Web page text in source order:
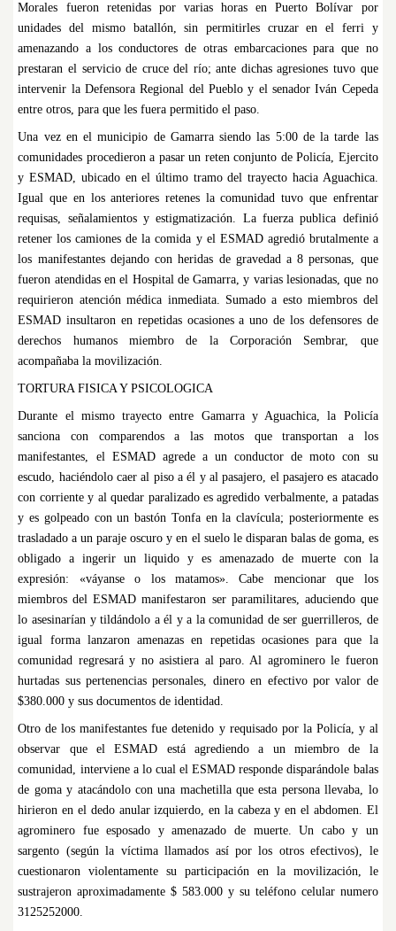
Morales fueron retenidas por varias horas en Puerto Bolívar por
unidades del mismo batallón, sin permitirles cruzar en el ferri y
amenazando a los conductores de otras embarcaciones para que no
prestaran el servicio de cruce del río; ante dichas agresiones tuvo que
intervenir la Defensora Regional del Pueblo y el senador Iván Cepeda
entre otros, para que les fuera permitido el paso.
Una vez en el municipio de Gamarra siendo las 5:00 de la tarde las
comunidades procedieron a pasar un reten conjunto de Policía, Ejercito
y ESMAD, ubicado en el último tramo del trayecto hacia Aguachica.
Igual que en los anteriores retenes la comunidad tuvo que enfrentar
requisas, señalamientos y estigmatización. La fuerza publica definió
retener los camiones de la comida y el ESMAD agredió brutalmente a
los manifestantes dejando con heridas de gravedad a 8 personas, que
fueron atendidas en el Hospital de Gamarra, y varias lesionadas, que no
requirieron atención médica inmediata. Sumado a esto miembros del
ESMAD insultaron en repetidas ocasiones a uno de los defensores de
derechos humanos miembro de la Corporación Sembrar, que
acompañaba la movilización.
TORTURA FISICA Y PSICOLOGICA
Durante el mismo trayecto entre Gamarra y Aguachica, la Policía
sanciona con comparendos a las motos que transportan a los
manifestantes, el ESMAD agrede a un conductor de moto con su
escudo, haciéndolo caer al piso a él y al pasajero, el pasajero es atacado
con corriente y al quedar paralizado es agredido verbalmente, a patadas
y es golpeado con un bastón Tonfa en la clavícula; posteriormente es
trasladado a un paraje oscuro y en el suelo le disparan balas de goma, es
obligado a ingerir un liquido y es amenazado de muerte con la
expresión: «váyanse o los matamos». Cabe mencionar que los
miembros del ESMAD manifestaron ser paramilitares, aduciendo que
lo asesinarían y tildándolo a él y a la comunidad de ser guerrilleros, de
igual forma lanzaron amenazas en repetidas ocasiones para que la
comunidad regresará y no asistiera al paro. Al agrominero le fueron
hurtadas sus pertenencias personales, dinero en efectivo por valor de
$380.000 y sus documentos de identidad.
Otro de los manifestantes fue detenido y requisado por la Policía, y al
observar que el ESMAD está agrediendo a un miembro de la
comunidad, interviene a lo cual el ESMAD responde disparándole balas
de goma y atacándolo con una machetilla que esta persona llevaba, lo
hirieron en el dedo anular izquierdo, en la cabeza y en el abdomen. El
agrominero fue esposado y amenazado de muerte. Un cabo y un
sargento (según la víctima llamados así por los otros efectivos), le
cuestionaron violentamente su participación en la movilización, le
sustrajeron aproximadamente $ 583.000 y su teléfono celular numero
3125252000.